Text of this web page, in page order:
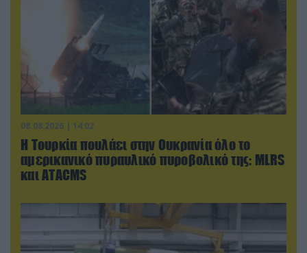
08.08.2026 | 14:02
Η Τουρκία πουλάει στην Ουκρανία όλο το
αμερικανικό πυραυλικό πυροβολικό της: MLRS
και ΑΤΑCMS